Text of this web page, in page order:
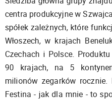
centra produkcyjne w
spółek zależnych, które
Włoszech, w krajach
Czechach i Polsce.
90 krajach, na 5
milionów zegarków
Festina - jak dla mnie - to